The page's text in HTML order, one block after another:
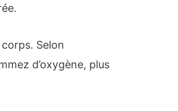
Selon
d’oxygène, plus